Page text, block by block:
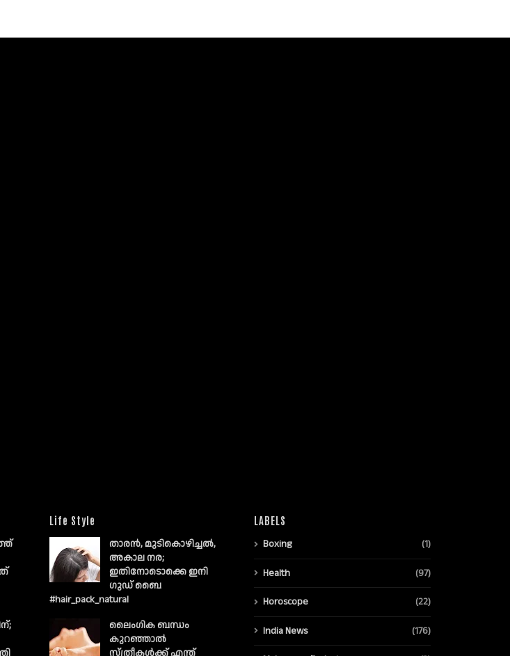
Life Style
താരൻ, മുടികൊഴിച്ചൽ,
അകാല നര;
ഇതിനോടൊക്കെ ഇനി
ഗുഡ് ബൈ
#hair_pack_natural
ലൈംഗിക ബന്ധം
കുറഞ്ഞാല്‍
സ്ത്രീകള്‍ക്ക് എന്ത്
LABELS
Boxing (1)
Health (97)
Horoscope (22)
India News (176)